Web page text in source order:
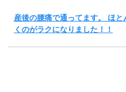
産後の腰痛で通ってます。 ほ
くのがラクになりました！！